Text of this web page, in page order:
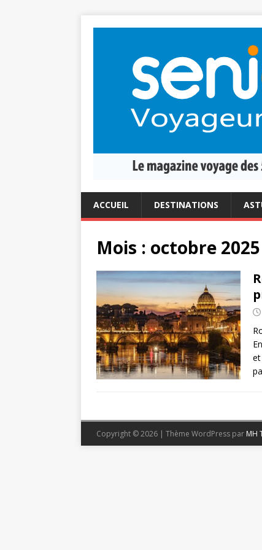
ACCUEIL DESTINATIONS
Mois : octobre 2025
Copyright © 2026 | Thème WordPress par MH